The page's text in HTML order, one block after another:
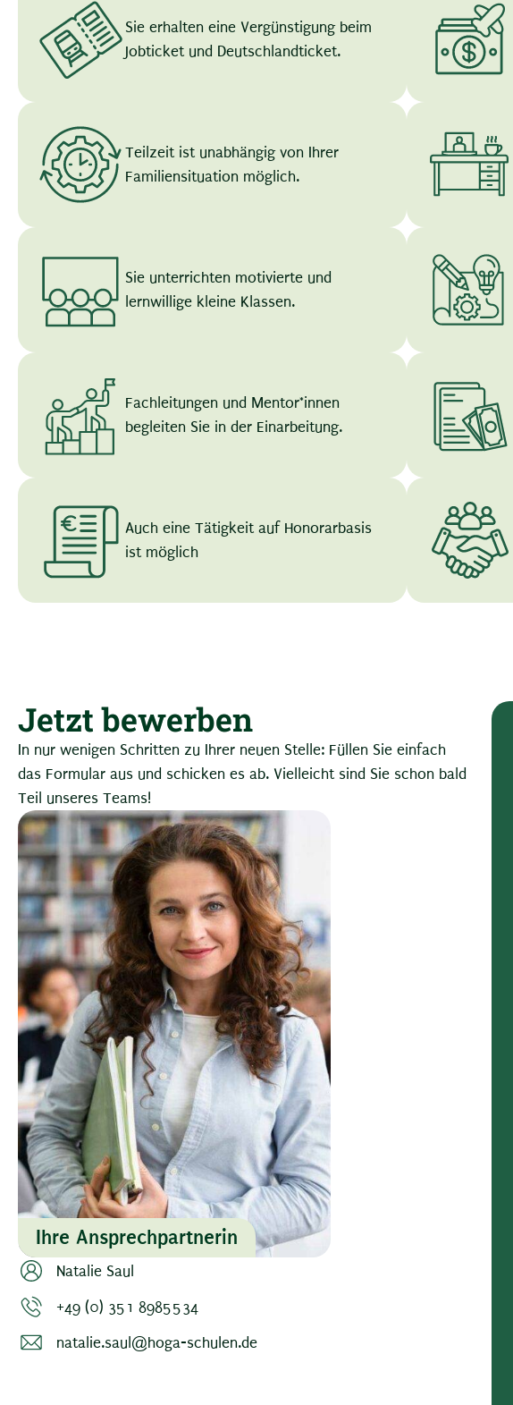
Sie erhalten eine Vergünstigung beim
Jobticket und Deutschlandticket.
Teilzeit ist unabhängig von Ihrer
Familiensituation möglich.
Sie unterrichten motivierte und
lernwillige kleine Klassen.
Fachleitungen und Mentor*innen
begleiten Sie in der Einarbeitung.
Auch eine Tätigkeit auf Honorarbasis
ist möglich
Jetzt bewerben
In nur wenigen Schritten zu Ihrer neuen Stelle: Füllen Sie einfach
das Formular aus und schicken es ab. Vielleicht sind Sie schon bald
Teil unseres Teams!
Ihre Ansprechpartnerin
Natalie Saul
+49 (0) 351 8985534
natalie.saul@hoga-schulen.de